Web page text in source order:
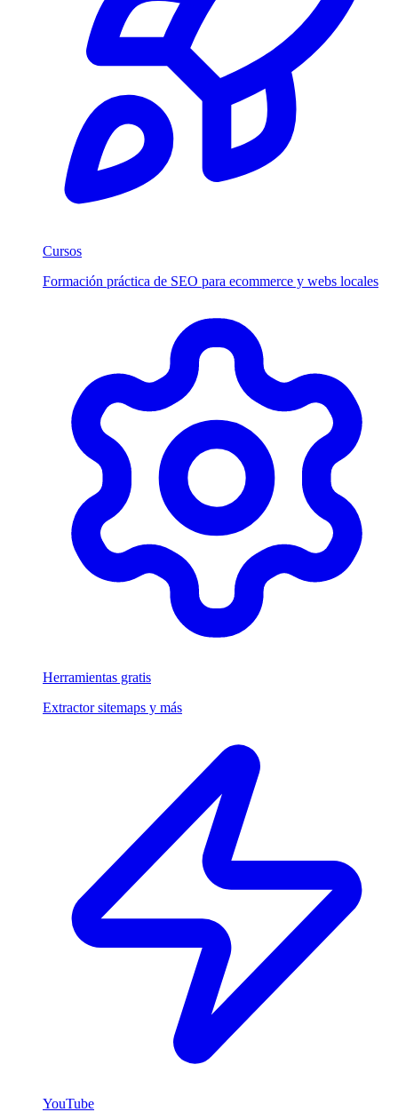
Cursos
Formación práctica de SEO para ecommerce y webs locales
Herramientas gratis
Extractor sitemaps y más
YouTube